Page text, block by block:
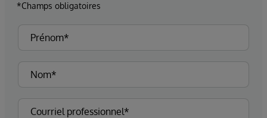
*Champs obligatoires